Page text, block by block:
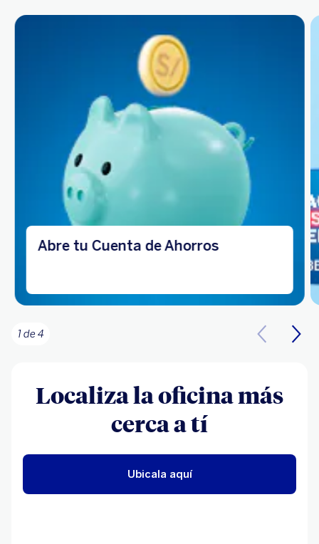
Abre tu Cuenta de Ahorros
1 de 4
Localiza la oficina más
cerca a tí
Ubicala aquí